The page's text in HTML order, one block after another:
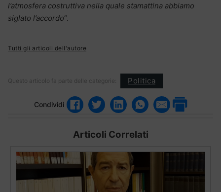
l’atmosfera costruttiva nella quale stamattina abbiamo
siglato l’accordo“.
Tutti gli articoli dell'autore
Questo articolo fa parte delle categorie: Politica
Condividi
Articoli Correlati